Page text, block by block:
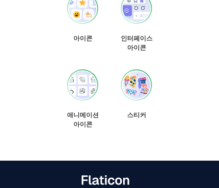
아이콘
인터페이스
아이콘
애니메이션
아이콘
스티커